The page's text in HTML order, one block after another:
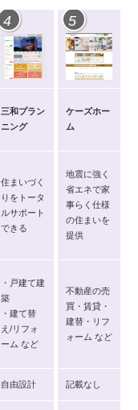
4 5
三和プラン
ニング
ケーズホー
ム
住まいづく
りをトータ
ルサポート
できる
地震に強く
省エネで家
事らく仕様
の住まいを
提供
・戸建て建
築
・建て替
え/リフォ
ーム など
不動産の売
買・賃貸・
建替・リフ
ォーム など
自由設計 記載なし